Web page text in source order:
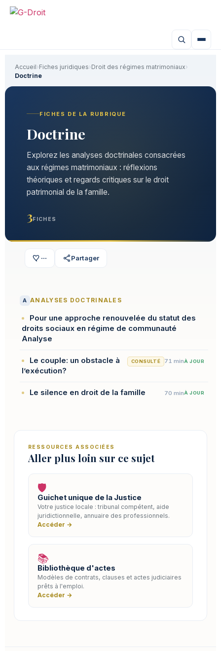
Accueil›Fiches juridiques›Droit des régimes matrimoniaux›
Doctrine
FICHES DE LA RUBRIQUE
Doctrine
Explorez les analyses doctrinales consacrées
aux régimes matrimoniaux : réflexions
théoriques et regards critiques sur le droit
patrimonial de la famille.
3FICHES
··· Partager
A ANALYSES DOCTRINALES
Pour une approche renouvelée du statut des
droits sociaux en régime de communauté
Analyse
Le couple: un obstacle à
l’exécution?
CONSULTÉ 71 minÀ JOUR
Le silence en droit de la famille 70 minÀ JOUR
RESSOURCES ASSOCIÉES
Aller plus loin sur ce sujet
🛡️
Guichet unique de la Justice
Votre justice locale : tribunal compétent, aide
juridictionnelle, annuaire des professionnels.
Accéder →
📚
Bibliothèque d'actes
Modèles de contrats, clauses et actes judiciaires
prêts à l'emploi.
Accéder →